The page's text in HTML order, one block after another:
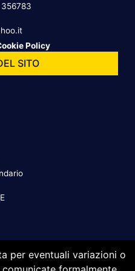
Policy
SITO
per eventuali variazioni o